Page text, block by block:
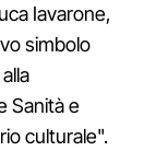
Iavarone,
simbolo
Sanità e
culturale".